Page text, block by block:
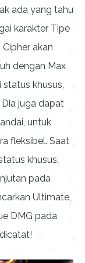
ada yang tahu
karakter Tipe
akan
dengan Max
khusus,
juga dapat
untuk
fleksibel. Saat
khusus,
pada
Ultimate,
DMG pada